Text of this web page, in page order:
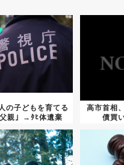
の子どもを育てる
親」→ﾀﾋ体遺棄
高市首相
債買